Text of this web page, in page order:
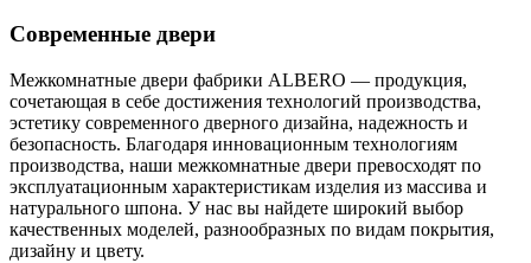
Современные двери
Межкомнатные двери фабрики ALBERO — продукция,
сочетающая в себе достижения технологий производства,
эстетику современного дверного дизайна, надежность и
безопасность. Благодаря инновационным технологиям
производства, наши межкомнатные двери превосходят по
эксплуатационным характеристикам изделия из массива и
натурального шпона. У нас вы найдете широкий выбор
качественных моделей, разнообразных по видам покрытия,
дизайну и цвету.